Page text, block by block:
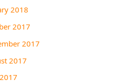
2018
2017
2017
2017